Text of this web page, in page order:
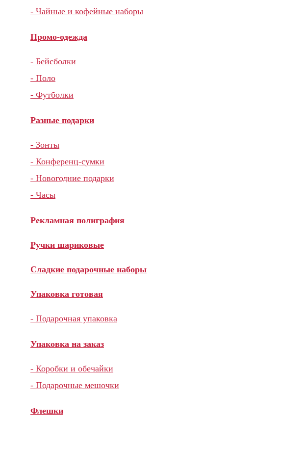
- Чайные и кофейные наборы
Промо-одежда
- Бейсболки
- Поло
- Футболки
Разные подарки
- Зонты
- Конференц-сумки
- Новогодние подарки
- Часы
Рекламная полиграфия
Ручки шариковые
Сладкие подарочные наборы
Упаковка готовая
- Подарочная упаковка
Упаковка на заказ
- Коробки и обечайки
- Подарочные мешочки
Флешки